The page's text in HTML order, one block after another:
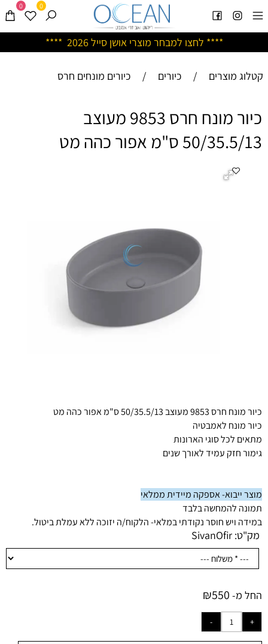
**** לחצו למבחר מוצרי אושן סייל 2026 ****
0 0
קטלוג מוצרים / כיורים / כיורים מונחים חרס
כיור מונח חרס 9853 מעוצב
50/35.5/13 ס"מ אפור כהה מט
כיור מונח חרס 9853 מעוצב 50/35.5/13 ס"מ אפור כהה מט
כיור מונח לאמבטיה
מתאים לכל סוגי הארונות
גימור חזק עמיד לאורך שנים
מוצר ייבוא- אספקה מיידית ממלאי
תמונה להמחשה בלבד
במידה ויש חוסר נקודתי במלאי- הלקוח/ה יזוכה ללא עמלת ביטול.
מק"ט: SivanOfir
החל מ- ₪550